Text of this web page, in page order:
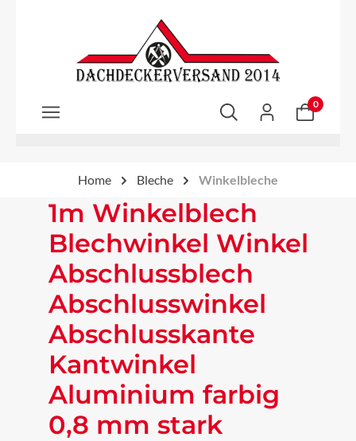
Zum Hauptinhalt springen
0
Home Bleche Winkelbleche
1m Winkelblech
Blechwinkel Winkel
Abschlussblech
Abschlusswinkel
Abschlusskante
Kantwinkel
Aluminium farbig
0,8 mm stark